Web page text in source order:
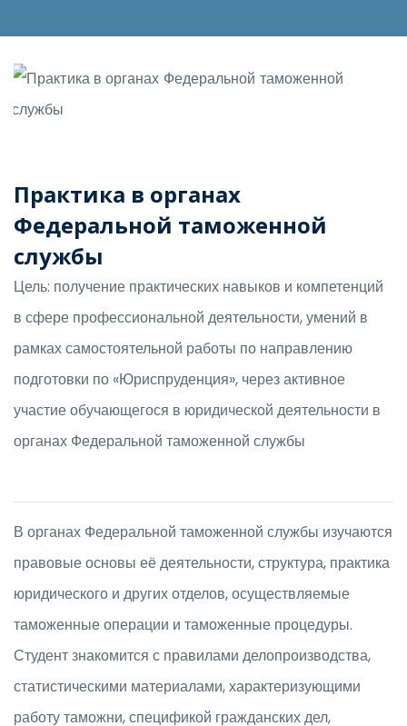
Практика в органах
Федеральной таможенной
службы
Цель: получение практических навыков и компетенций
в сфере профессиональной деятельности, умений в
рамках самостоятельной работы по направлению
подготовки по «Юриспруденция», через активное
участие обучающегося в юридической деятельности в
органах Федеральной таможенной службы
В органах Федеральной таможенной службы изучаются
правовые основы её деятельности, структура, практика
юридического и других отделов, осуществляемые
таможенные операции и таможенные процедуры.
Студент знакомится с правилами делопроизводства,
статистическими материалами, характеризующими
работу таможни, спецификой гражданских дел,